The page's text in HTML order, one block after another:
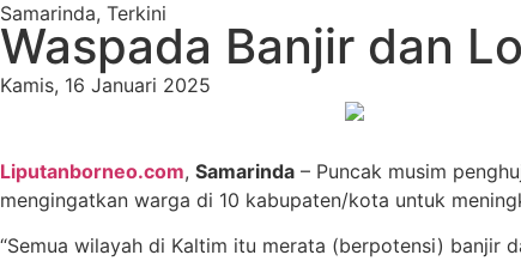
Samarinda, Terkini
Waspada Banjir dan
Kamis, 16 Januari 2025
Liputanborneo.com, Samarinda – Puncak musim
mengingatkan warga di 10 kabupaten/kota untuk
“Semua wilayah di Kaltim itu merata (berpotensi) banjir